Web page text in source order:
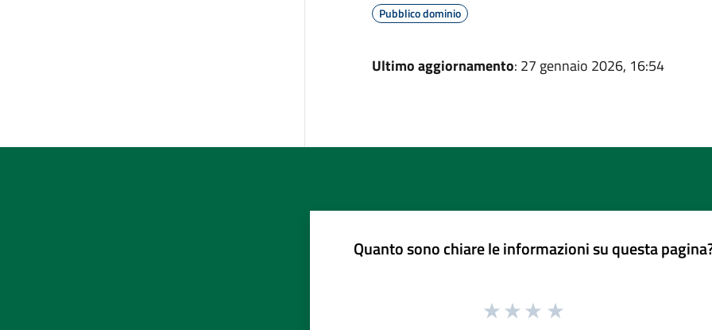
Pubblico dominio
Ultimo aggiornamento: 27 gennaio 2026, 16:54
Quanto sono chiare le informazioni su questa